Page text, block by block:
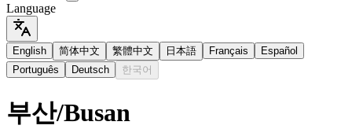
Language
English 简体中文 繁體中文 日本語 Français
Español
Português
Deutsch 한국어
부산/Busan